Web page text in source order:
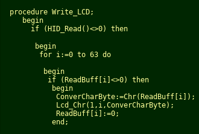
  procedure Write_LCD;
     begin
       if (HID_Read()<>0) then
        begin
         for i:=0 to 63 do
          begin
           if (ReadBuff[i]<>0) then
            begin
             ConverCharByte:=Chr(ReadBuff[i]);
             Lcd_Chr(1,i,ConverCharByte);
             ReadBuff[i]:=0;
            end;